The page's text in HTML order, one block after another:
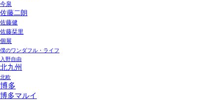
今泉
佐藤二朗
佐藤健
佐藤栞里
個展
僕のワンダフル・ライフ
入野自由
北九州
北欧
博多
博多マルイ